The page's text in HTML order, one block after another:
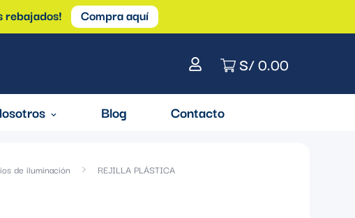
rebajados! Compra aquí
S/ 0.00
Blog Contacto
de iluminación REJILLA PLÁSTICA